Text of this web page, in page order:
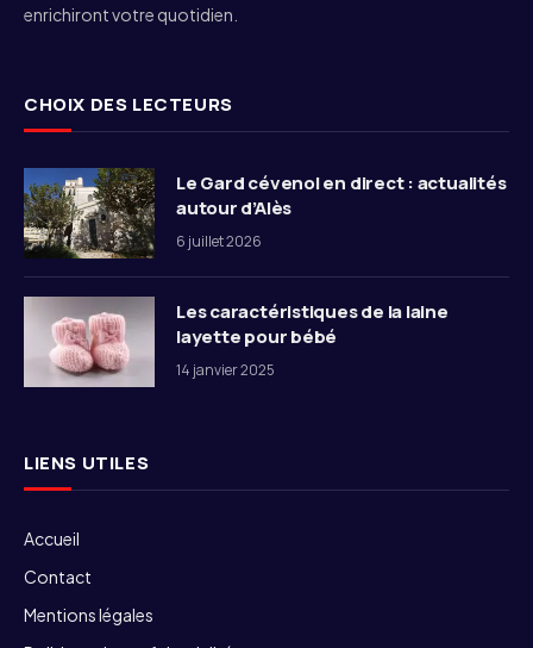
enrichiront votre quotidien.
CHOIX DES LECTEURS
Le Gard cévenol en direct : actualités
autour d’Alès
6 juillet 2026
Les caractéristiques de la laine
layette pour bébé
14 janvier 2025
LIENS UTILES
Accueil
Contact
Mentions légales